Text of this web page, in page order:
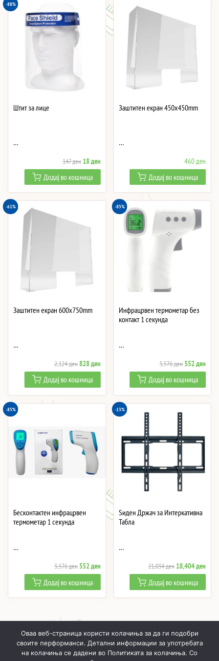
-88%
Штит за лице
…
147ден Original
price
was:
147 ден.
18денCurrent
price
is:
18 ден.
Додај во кошница
Заштитен екран 450x450mm
…
460 ден
Додај во кошница
-61%
Заштитен екран 600x750mm
…
2,124денOriginal
price
was:
2,124 ден.
828денCurrent
price
is:
828 ден.
Додај во кошница
-85%
Инфрацрвен термометар без
контакт 1 секунда
…
3,576ден Original
price
was:
3,576 ден.
552ден
price
is:
552
Додај во кошница
-85%
Бесконтактен инфрацрвен
термометар 1 секунда
…
3,576ден Original
price
was:
3,576 ден.
552денCurrent
price
is:
552 ден.
Додај во кошница
-13%
Ѕиден Држач за Интеркативна
Табла
…
21,034ден Original
price
was:
21,034 ден.
18,404ден
price
is:
Додај во кошница
Оваа веб-страница користи колачиња за да ги подобри
своите перформанси. Детални информации за употребата
на колачиња се дадени во Политиката за колачиња. Со